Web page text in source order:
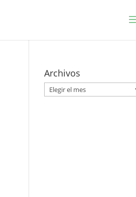
Archivos
Archivos